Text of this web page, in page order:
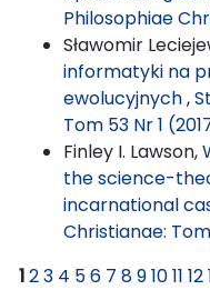
Philosophiae
Sławomir
informatyki na
ewolucyjnych,
Tom 53 Nr 1
Finley I. Lawson,
the science-
incarnational
Christianae:
123 4 56 7 891011 12